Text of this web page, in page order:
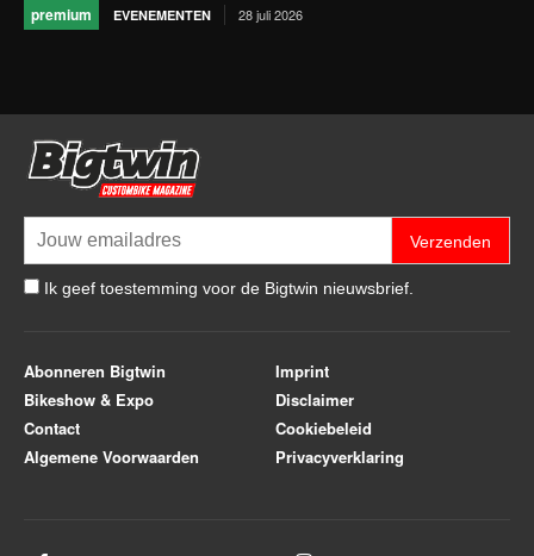
premium EVENEMENTEN 28 juli 2026
Verzenden
Ik geef toestemming voor de Bigtwin nieuwsbrief.
Abonneren Bigtwin
Bikeshow & Expo
Contact
Algemene Voorwaarden
Imprint
Disclaimer
Cookiebeleid
Privacyverklaring